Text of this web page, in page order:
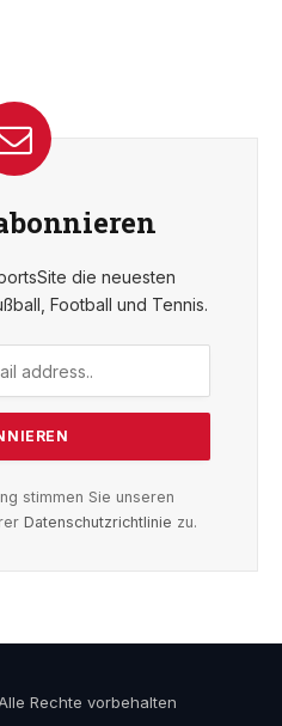
die neuesten
Football und Tennis.
stimmen Sie unseren
Datenschutzrichtlinie zu.
Rechte vorbehalten